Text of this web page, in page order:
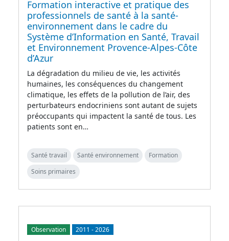
Formation interactive et pratique des
professionnels de santé à la santé-
environnement dans le cadre du
Système d’Information en Santé, Travail
et Environnement Provence-Alpes-Côte
d’Azur
La dégradation du milieu de vie, les activités
humaines, les conséquences du changement
climatique, les effets de la pollution de l’air, des
perturbateurs endocriniens sont autant de sujets
préoccupants qui impactent la santé de tous. Les
patients sont en…
Santé travail Santé environnement
Formation
Soins primaires
Observation 2011 -2026